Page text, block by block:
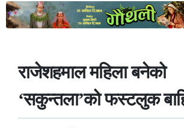
राजेशहमाल महिला बनेको
‘सकुन्तला’को फस्टलुक